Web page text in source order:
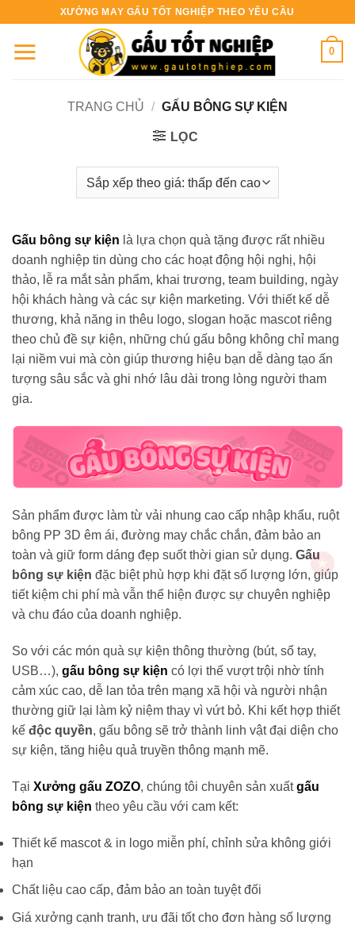
nội
XƯỞNG MAY GẤU TỐT NGHIỆP THEO YÊU CẦU
0
TRANG CHỦ / GẤU BÔNG SỰ KIỆN
LỌC
Gấu bông sự kiện là lựa chọn quà tặng được rất nhiều
doanh nghiệp tin dùng cho các hoạt động hội nghị, hội
thảo, lễ ra mắt sản phẩm, khai trương, team building, ngày
hội khách hàng và các sự kiện marketing. Với thiết kế dễ
thương, khả năng in thêu logo, slogan hoặc mascot riêng
theo chủ đề sự kiện, những chú gấu bông không chỉ mang
lại niềm vui mà còn giúp thương hiệu bạn dễ dàng tạo ấn
tượng sâu sắc và ghi nhớ lâu dài trong lòng người tham
gia.
Sản phẩm được làm từ vải nhung cao cấp nhập khẩu, ruột
bông PP 3D êm ái, đường may chắc chắn, đảm bảo an
toàn và giữ form dáng đẹp suốt thời gian sử dụng. Gấu
bông sự kiện đặc biệt phù hợp khi đặt số lượng lớn, giúp
tiết kiệm chi phí mà vẫn thể hiện được sự chuyên nghiệp
và chu đáo của doanh nghiệp.
So với các món quà sự kiện thông thường (bút, sổ tay,
USB…), gấu bông sự kiện có lợi thế vượt trội nhờ tính
cảm xúc cao, dễ lan tỏa trên mạng xã hội và người nhận
thường giữ lại làm kỷ niệm thay vì vứt bỏ. Khi kết hợp thiết
kế độc quyền, gấu bông sẽ trở thành linh vật đại diện cho
sự kiện, tăng hiệu quả truyền thông mạnh mẽ.
Tại Xưởng gấu ZOZO, chúng tôi chuyên sản xuấtgấu
bông sự kiện theo yêu cầu với cam kết:
Thiết kế mascot & in logo miễn phí, chỉnh sửa không giới
hạn
Chất liệu cao cấp, đảm bảo an toàn tuyệt đối
Giá xưởng cạnh tranh, ưu đãi tốt cho đơn hàng số lượng